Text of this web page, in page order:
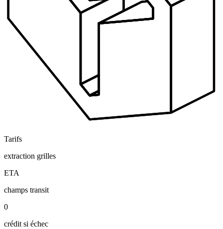
Tarifs
extraction grilles
ETA
champs transit
0
crédit si échec